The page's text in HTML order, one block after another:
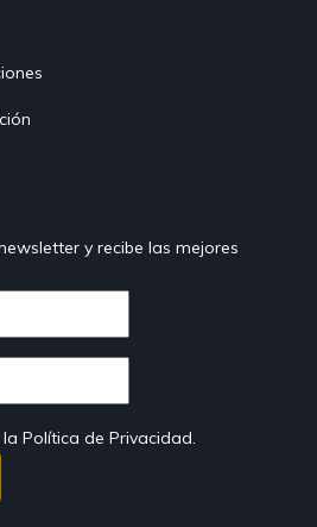
y recibe las mejores
Política de Privacidad.